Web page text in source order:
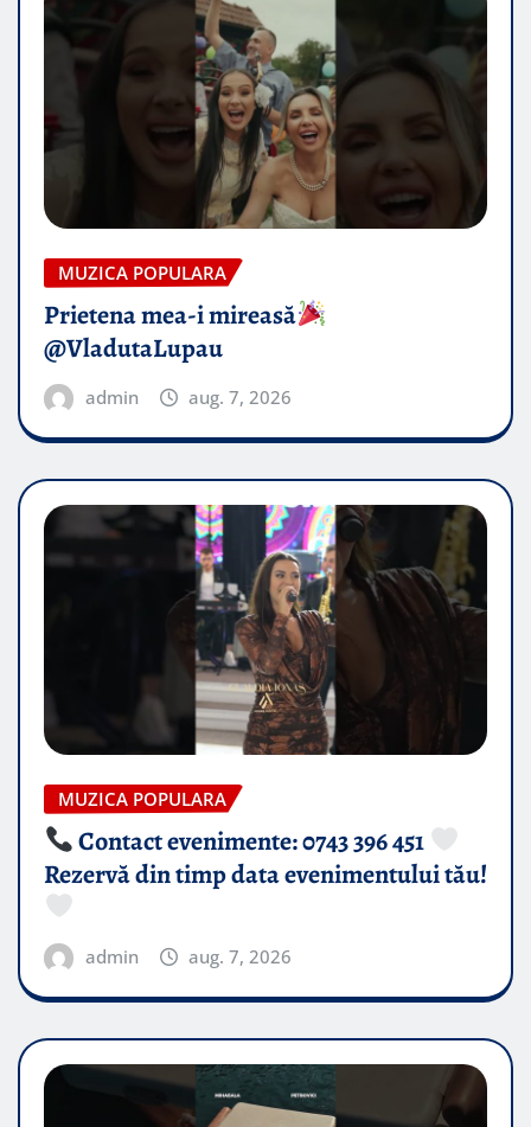
MUZICA POPULARA
Prietena mea-i mireasă​
@VladutaLupau
admin aug. 7, 2026
MUZICA POPULARA
Contact evenimente: 0743 396 451
Rezervă din timp data evenimentului tău!
admin aug. 7, 2026